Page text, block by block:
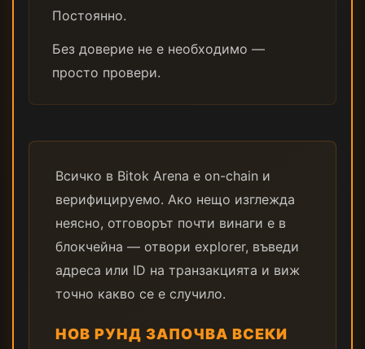
Постоянно.
Без доверие не е необходимо —
просто провери.
Всичко в Bitok Arena е on-chain и
верифицируемо. Ако нещо изглежда
неясно, отговорът почти винаги е в
блокчейна — отвори explorer, въведи
адреса или ID на транзакцията и виж
точно какво се е случило.
НОВ РУНД ЗАПОЧВА ВСЕКИ